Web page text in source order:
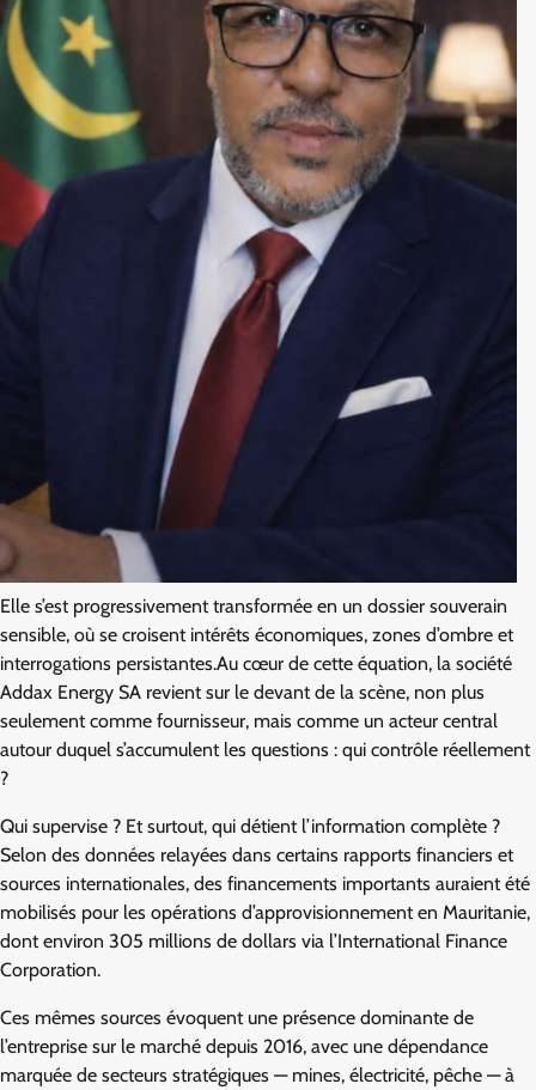
Elle s’est progressivement transformée en un dossier souverain
sensible, où se croisent intérêts économiques, zones d’ombre et
interrogations persistantes.Au cœur de cette équation, la société
Addax Energy SA revient sur le devant de la scène, non plus
seulement comme fournisseur, mais comme un acteur central
autour duquel s’accumulent les questions : qui contrôle réellement
?
Qui supervise ? Et surtout, qui détient l’information complète ?
Selon des données relayées dans certains rapports financiers et
sources internationales, des financements importants auraient été
mobilisés pour les opérations d’approvisionnement en Mauritanie,
dont environ 305 millions de dollars via l’International Finance
Corporation.
Ces mêmes sources évoquent une présence dominante de
l’entreprise sur le marché depuis 2016, avec une dépendance
marquée de secteurs stratégiques — mines, électricité, pêche — à